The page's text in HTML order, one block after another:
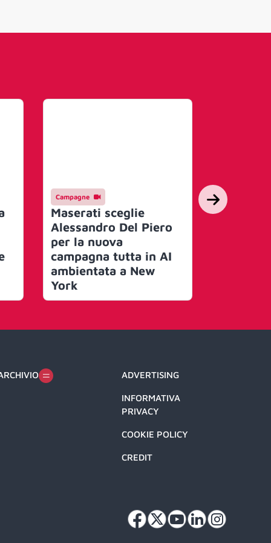
Campagne
Maserati sceglie
Alessandro Del Piero
per la nuova
campagna tutta in AI
ambientata a New
York
Campagne
ADVERTISING
INFORMATIVA
PRIVACY
COOKIE POLICY
CREDIT